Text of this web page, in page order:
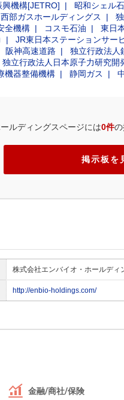
興機構[JETRO] 昭和シェル
西部ガスホールディングス
全機構 コスモ石油 東日
JR東日本ステーションサー
阪神高速道路 独立行政法人
独立行政法人日本原子力研究開
機器整備機構 静岡ガス
ルディングスページには0件
掲示板を
株式会社エンバイオ・ホールディ
http://enbio-holdings.com/
金融/商社/保険